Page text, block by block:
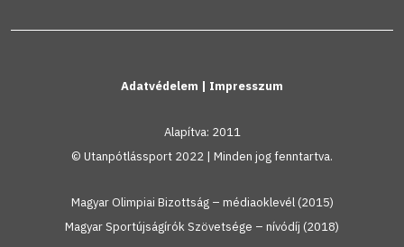
Adatvédelem | Impresszum
Alapítva: 2011
© Utanpótlássport 2022 | Minden jog fenntartva.
Magyar Olimpiai Bizottság – médiaoklevél (2015)
Magyar Sportújságírók Szövetsége – nívódíj (2018)